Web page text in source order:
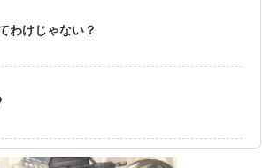
わけじゃない？